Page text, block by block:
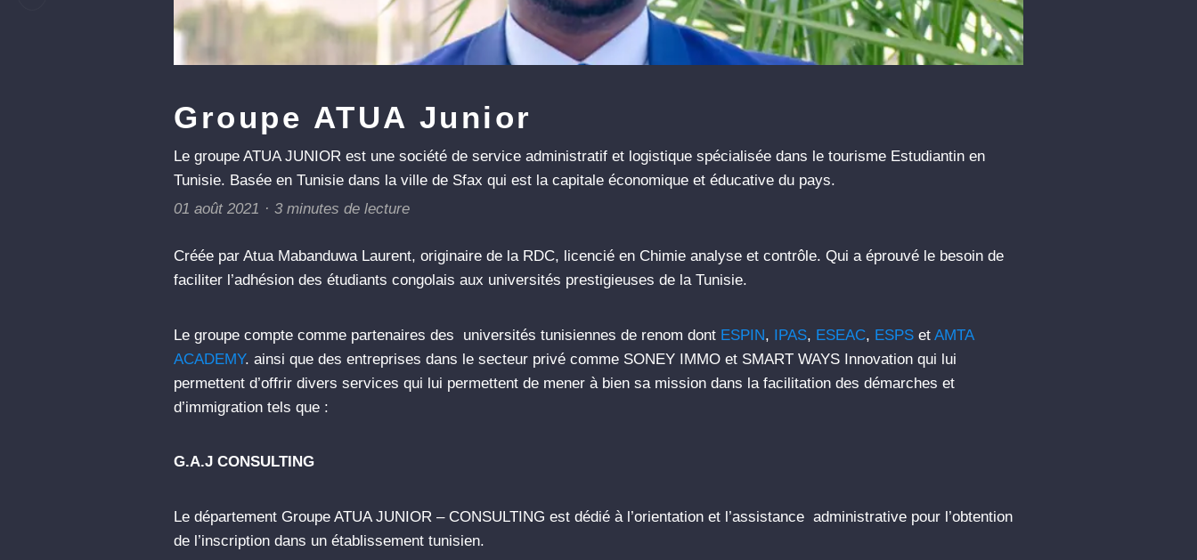
Groupe ATUA Junior
Le groupe ATUA JUNIOR est une société de service administratif et logistique spécialisée dans le tourisme Estudiantin en
Tunisie. Basée en Tunisie dans la ville de Sfax qui est la capitale économique et éducative du pays.
01 août 2021
3 minutes de lecture
Créée par Atua Mabanduwa Laurent, originaire de la RDC, licencié en Chimie analyse et contrôle. Qui a éprouvé le besoin de
faciliter l’adhésion des étudiants congolais aux universités prestigieuses de la Tunisie.
Le groupe compte comme partenaires des universités tunisiennes de renom dont ESPIN, IPAS, ESEAC, ESPS etAMTA
ACADEMY. ainsi que des entreprises dans le secteur privé comme SONEY IMMO et SMART WAYS Innovation qui lui
permettent d’offrir divers services qui lui permettent de mener à bien sa mission dans la facilitation des démarches et
d’immigration tels que :
G.A.J CONSULTING
Le département Groupe ATUA JUNIOR – CONSULTING est dédié à l’orientation et l’assistance administrative pour l’obtention
de l’inscription dans un établissement tunisien.